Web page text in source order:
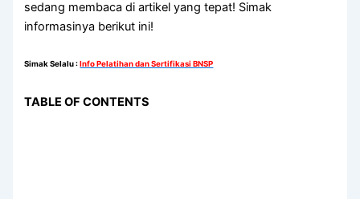
sedang membaca di artikel yang tepat! Simak
informasinya berikut ini!
Simak Selalu:Info Pelatihan dan Sertifikasi BNSP
TABLE OF CONTENTS